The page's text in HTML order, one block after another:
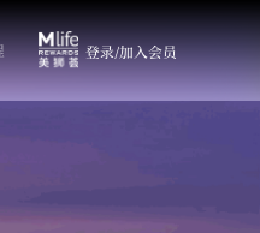
登录/加入会员